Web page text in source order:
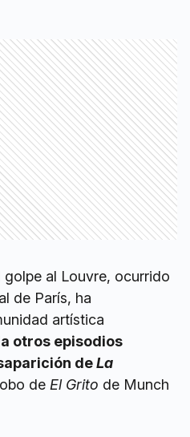
al Louvre, ocurrido
de París, ha
artística
otros episodios
deLa
de El Grito de Munch